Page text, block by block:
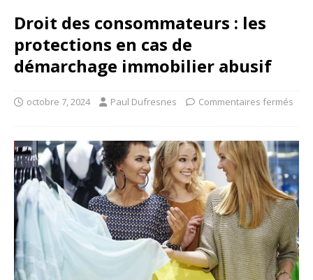
Droit des consommateurs : les
protections en cas de
démarchage immobilier abusif
octobre 7, 2024 Paul Dufresnes Commentaires fermés